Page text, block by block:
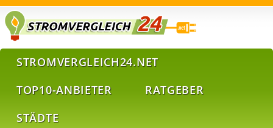
STROMVERGLEICH24.NET
TOP10-ANBIETER
RATGEBER
STÄDTE